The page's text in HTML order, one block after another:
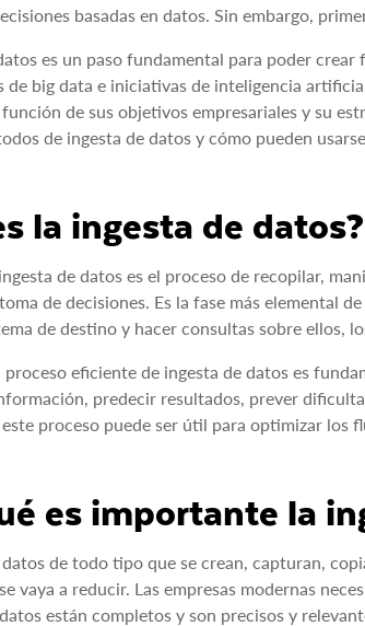
basadas en datos. Sin embargo,
es un paso fundamental para poder
de big data e iniciativas de inteligencia
de sus objetivos empresariales y su
de ingesta de datos y cómo pueden
la ingesta de datos?
de datos es el proceso de recopilar,
de decisiones. Es la fase más elemental
de destino y hacer consultas sobre ellos,
eficiente de ingesta de datos es
predecir resultados, prever
proceso puede ser útil para optimizar los
es importante la
de todo tipo que se crean, capturan,
vaya a reducir. Las empresas modernas
están completos y son precisos y